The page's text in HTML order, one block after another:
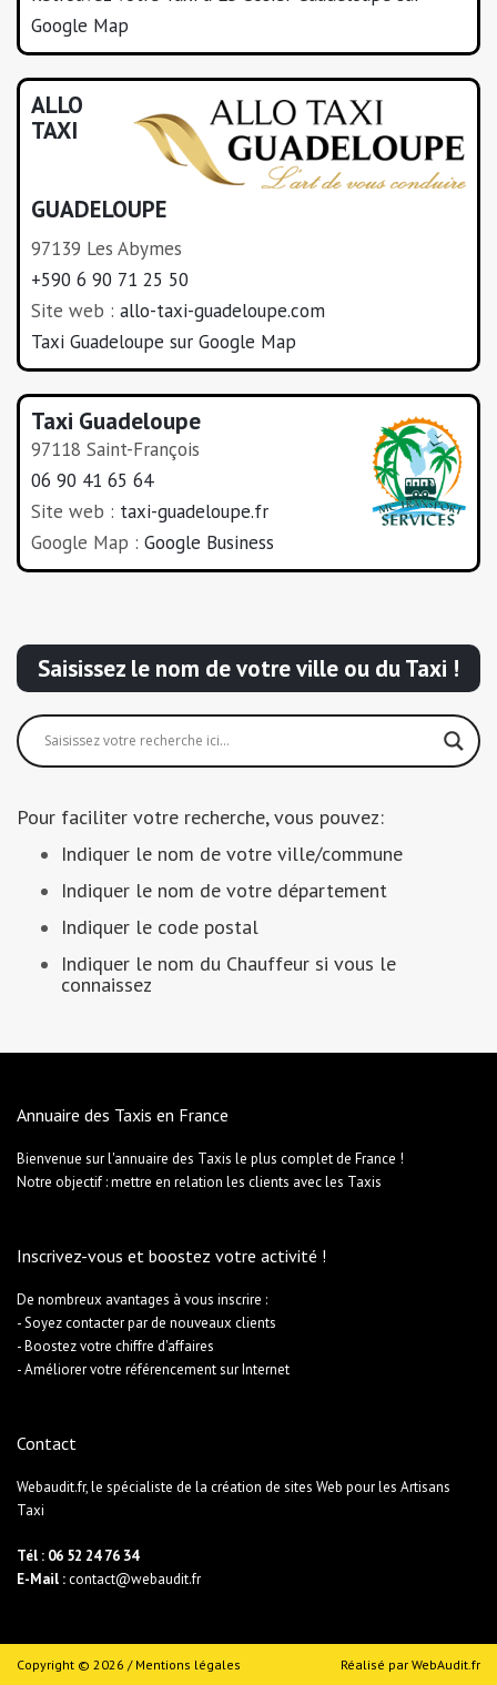
Google Map
ALLO
TAXI
GUADELOUPE
97139 Les Abymes
+590 6 90 71 25 50
Site web : allo-taxi-guadeloupe.com
Taxi Guadeloupe sur Google Map
Taxi Guadeloupe
97118 Saint-François
06 90 41 65 64
Site web : taxi-guadeloupe.fr
Google Map : Google Business
Saisissez le nom de votre ville ou du Taxi !
Pour faciliter votre recherche, vous pouvez:
Indiquer le nom de votre ville/commune
Indiquer le nom de votre département
Indiquer le code postal
Indiquer le nom du Chauffeur si vous le
connaissez
Annuaire des Taxis en France
Bienvenue sur l'annuaire des Taxis le plus complet de France !
Notre objectif : mettre en relation les clients avec les Taxis
Inscrivez-vous et boostez votre activité !
De nombreux avantages à vous inscrire :
- Soyez contacter par de nouveaux clients
- Boostez votre chiffre d'affaires
- Améliorer votre référencement sur Internet
Contact
Webaudit.fr, le spécialiste de la création de sites Web pour les Artisans
Taxi
Tél : 06 52 24 76 34
E-Mail :contact@webaudit.fr
Copyright © 2026 / Mentions légales Réalisé par WebAudit.fr